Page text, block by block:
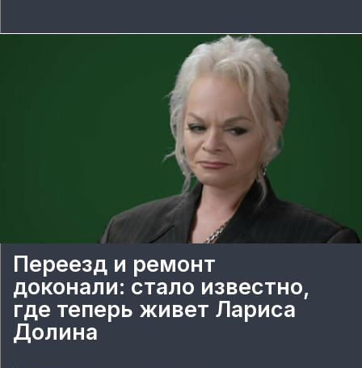
Переезд и ремонт
доконали: стало известно,
где теперь живет Лариса
Долина